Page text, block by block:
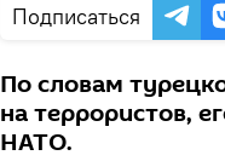
Подписаться
По словам
на террористов,
НАТО.